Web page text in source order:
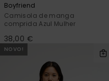
Boyfriend
Camisola de manga
comprida Azul Mulher
38,00 €
NOVO!